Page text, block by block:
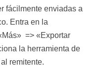
fácilmente enviadas a
Entra en la
=> «Exportar
la herramienta de
remitente.